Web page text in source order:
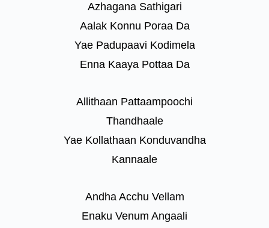
Azhagana Sathigari
Aalak Konnu Poraa Da
Yae Padupaavi Kodimela
Enna Kaaya Pottaa Da
Allithaan Pattaampoochi
Thandhaale
Yae Kollathaan Konduvandha
Kannaale
Andha Acchu Vellam
Enaku Venum Angaali